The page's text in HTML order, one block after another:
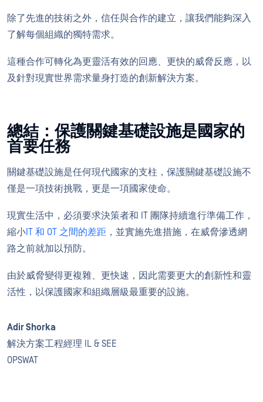
除了先進的技術之外，信任與合作的建立，讓我們能夠深入
了解每個組織的獨特需求。
這種合作可轉化為更靈活有效的回應、更快的威脅反應，以
及針對現實世界需求量身打造的創新解決方案。
總結：保護關鍵基礎設施是國家的
首要任務
關鍵基礎設施是任何現代國家的支柱，保護關鍵基礎設施不
僅是一項技術挑戰，更是一項國家使命。
現實生活中，必須要求決策者和 IT 團隊持續進行準備工作，
縮小 IT 和 OT 之間的差距 ，並實施先進措施，在威脅滲透網
路之前就加以預防。
由於威脅變得更複雜、更快速，因此需要更大的創新性和靈
活性，以保護國家和組織層級最重要的設施。
Adir Shorka
解決方案工程經理 IL & SEE
OPSWAT